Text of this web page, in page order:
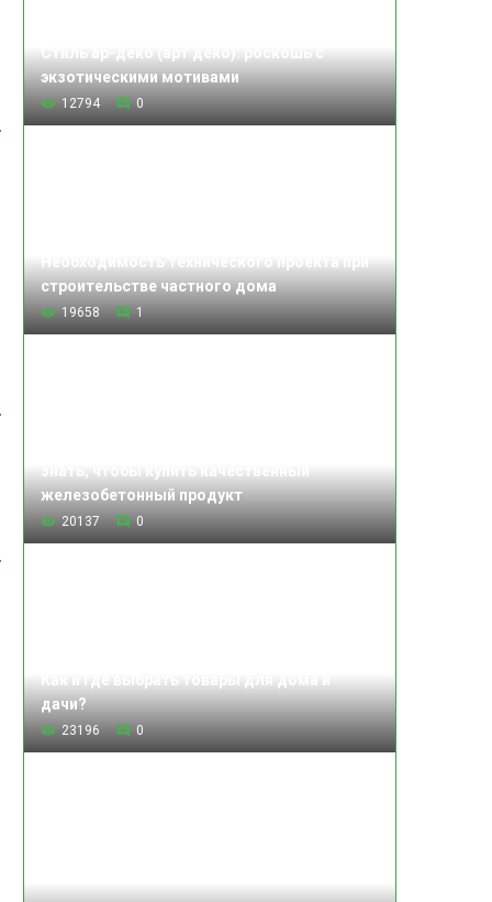
экзотическими мотивами
12794 0
строительстве частного дома
19658 1
железобетонный продукт
20137 0
дачи?
23196 0